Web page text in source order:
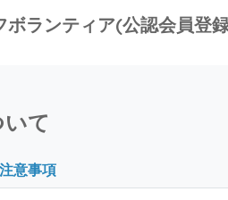
ランティア(公認会員登
て
注意事項